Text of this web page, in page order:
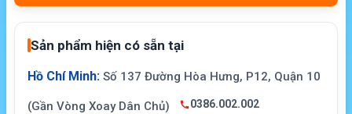
Sản phẩm hiện có sẵn tại
Hồ Chí Minh: Số 137 Đường Hòa Hưng, P12, Quận 10
(Gần Vòng Xoay Dân Chủ) 0386.002.002